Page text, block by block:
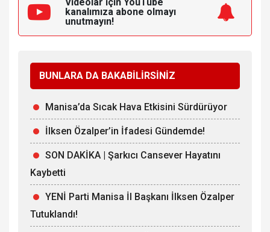
Videolar için YouTube
kanalımıza abone olmayı
unutmayın!
BUNLARA DA BAKABİLİRSİNİZ
Manisa’da Sıcak Hava Etkisini Sürdürüyor
İlksen Özalper’in İfadesi Gündemde!
SON DAKİKA | Şarkıcı Cansever Hayatını
Kaybetti
YENİ Parti Manisa İl Başkanı İlksen Özalper
Tutuklandı!